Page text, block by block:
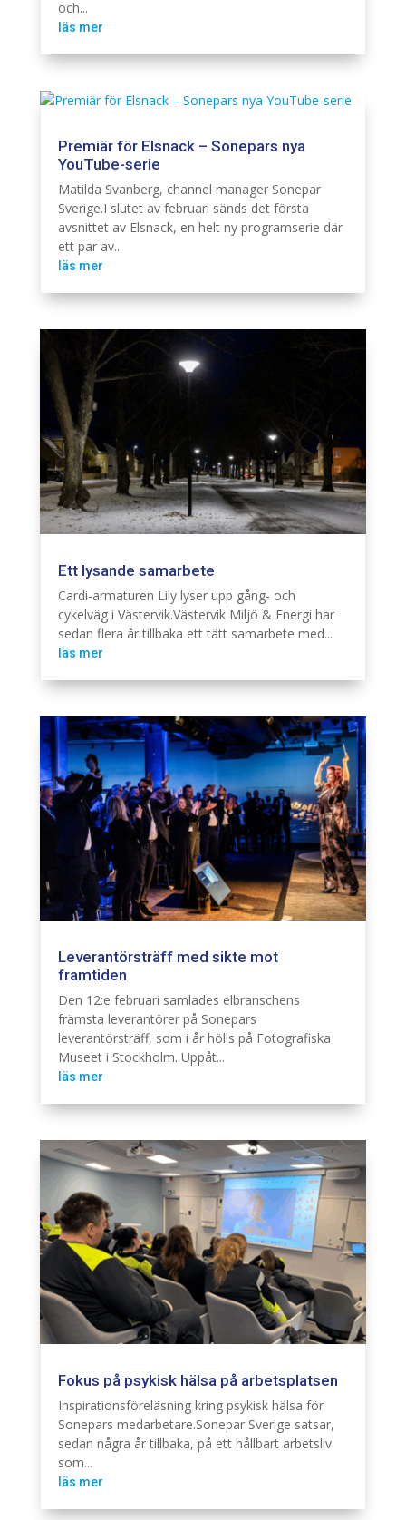
och...
läs mer
Premiär för Elsnack – Sonepars nya
YouTube-serie
Matilda Svanberg, channel manager Sonepar
Sverige.I slutet av februari sänds det första
avsnittet av Elsnack, en helt ny programserie där
ett par av...
läs mer
Ett lysande samarbete
Cardi-armaturen Lily lyser upp gång- och
cykelväg i Västervik.Västervik Miljö & Energi har
sedan flera år tillbaka ett tätt samarbete med...
läs mer
Leverantörsträff med sikte mot
framtiden
Den 12:e februari samlades elbranschens
främsta leverantörer på Sonepars
leverantörsträff, som i år hölls på Fotografiska
Museet i Stockholm. Uppåt...
läs mer
Fokus på psykisk hälsa på arbetsplatsen
Inspirationsföreläsning kring psykisk hälsa för
Sonepars medarbetare.Sonepar Sverige satsar,
sedan några år tillbaka, på ett hållbart arbetsliv
som...
läs mer